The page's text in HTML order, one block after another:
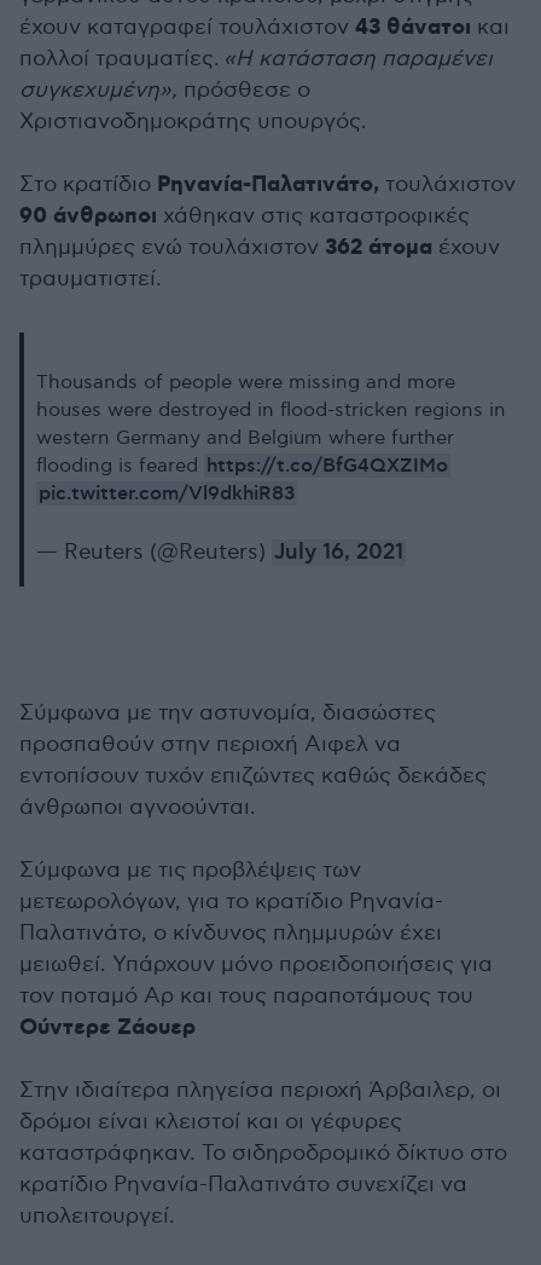
έχουν καταγραφεί τουλάχιστον 43 θάνατοι και
πολλοί τραυματίες. «Η κατάσταση παραμένει
συγκεχυμένη», πρόσθεσε ο
Χριστιανοδημοκράτης υπουργός.
Στο κρατίδιο Ρηνανία-Παλατινάτο, τουλάχιστον
90 άνθρωποι χάθηκαν στις καταστροφικές
πλημμύρες ενώ τουλάχιστον 362 άτομα έχουν
τραυματιστεί.
Thousands of people were missing and more
houses were destroyed in flood-stricken regions in
western Germany and Belgium where further
flooding is feared https://t.co/BfG4QXZIMo
pic.twitter.com/Vl9dkhiR83
— Reuters (@Reuters) July 16, 2021
Σύμφωνα με την αστυνομία, διασώστες
προσπαθούν στην περιοχή Αιφελ να
εντοπίσουν τυχόν επιζώντες καθώς δεκάδες
άνθρωποι αγνοούνται.
Σύμφωνα με τις προβλέψεις των
μετεωρολόγων, για το κρατίδιο Ρηνανία-
Παλατινάτο, ο κίνδυνος πλημμυρών έχει
μειωθεί. Υπάρχουν μόνο προειδοποιήσεις για
τον ποταμό Αρ και τους παραποτάμους του
Ούντερε Ζάουερ
Στην ιδιαίτερα πληγείσα περιοχή Άρβαιλερ, οι
δρόμοι είναι κλειστοί και οι γέφυρες
καταστράφηκαν. Το σιδηροδρομικό δίκτυο στο
κρατίδιο Ρηνανία-Παλατινάτο συνεχίζει να
υπολειτουργεί.